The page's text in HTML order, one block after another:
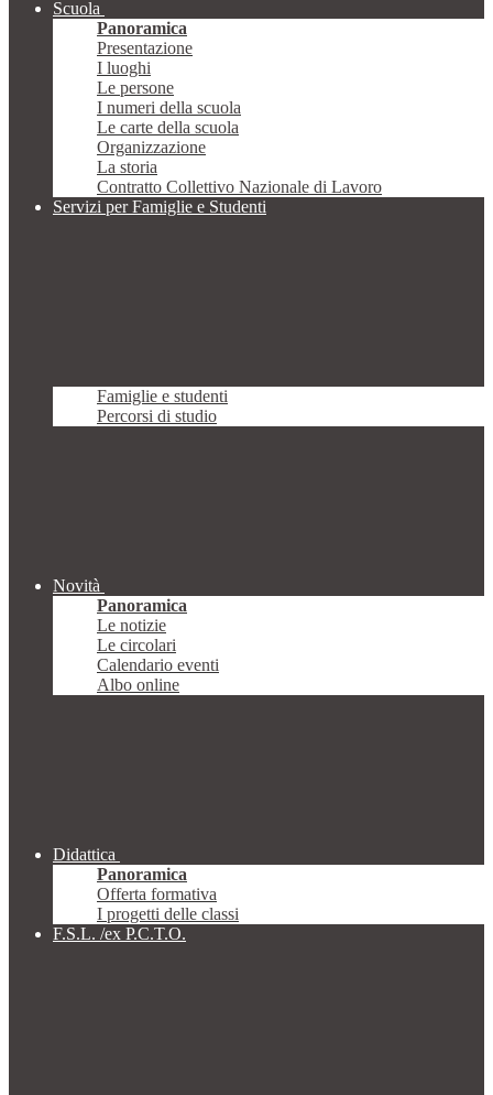
Scuola
Panoramica
Presentazione
I luoghi
Le persone
I numeri della scuola
Le carte della scuola
Organizzazione
La storia
Contratto Collettivo Nazionale di Lavoro
Servizi per Famiglie e Studenti
Famiglie e studenti
Percorsi di studio
Novità
Panoramica
Le notizie
Le circolari
Calendario eventi
Albo online
Didattica
Panoramica
Offerta formativa
I progetti delle classi
F.S.L. /ex P.C.T.O.